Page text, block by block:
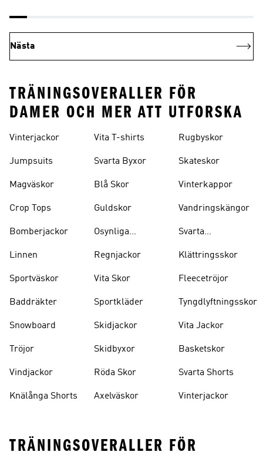
Nästa
TRÄNINGSOVERALLER FÖR
DAMER OCH MER ATT UTFORSKA
Vinterjackor
Jumpsuits
Magväskor
Crop Tops
Bomberjackor
Linnen
Sportväskor
Baddräkter
Snowboard
Tröjor
Vindjackor
Knälånga Shorts
Vita T-shirts
Svarta Byxor
Blå Skor
Guldskor
Osynliga
Regnjackor
Vita Skor
Sportkläder
Skidjackor
Skidbyxor
Röda Skor
Axelväskor
Rugbyskor
Skateskor
Vinterkappor
Vandringskängor
Svarta
Klättringsskor
Fleecetröjor
Tyngdlyftningsskor
Vita Jackor
Basketskor
Svarta Shorts
Vinterjackor
TRÄNINGSOVERALLER FÖR